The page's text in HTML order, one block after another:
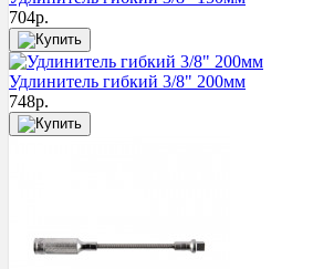
704р.
Удлинитель гибкий 3/8" 200мм
748р.